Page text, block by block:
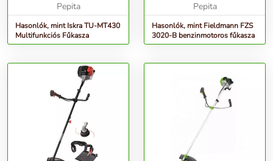
Pepita
Hasonlók, mint Iskra TU-MT430
Multifunkciós Fűkasza
Pepita
Hasonlók, mint Fieldmann FZS
3020-B benzinmotoros fűkasza